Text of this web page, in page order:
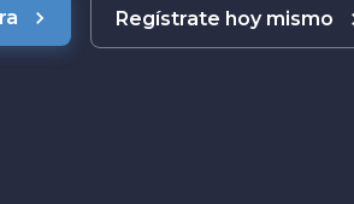
Regístrate hoy mismo